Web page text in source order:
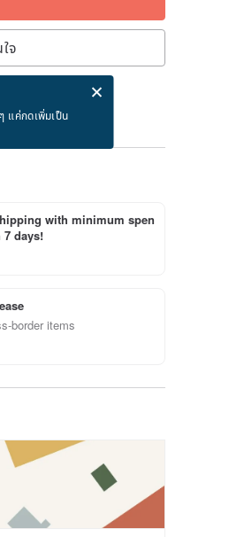
จ
แค่กดเพิ่มเป็น
with minimum spen
days!
border items